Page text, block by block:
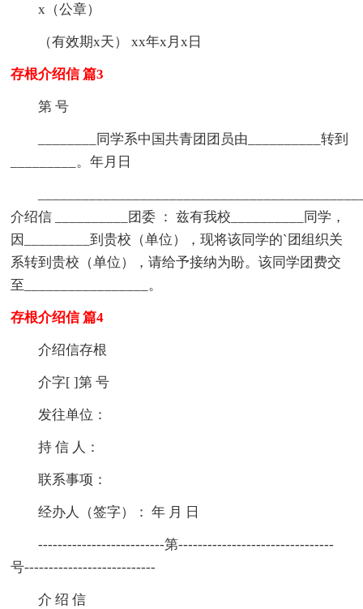
x（公章）
（有效期x天） xx年x月x日
存根介绍信 篇3
第 号
________同学系中国共青团团员由__________转到
_________。年月日
介绍信 __________团委 ： 兹有我校__________同学，
因_________到贵校（单位），现将该同学的`团组织关
系转到贵校（单位），请给予接纳为盼。该同学团费交
至_________________。
存根介绍信 篇4
介绍信存根
介字[ ]第 号
发往单位：
持 信 人：
联系事项：
经办人（签字）： 年 月 日
--------------------------第--------------------------------
号---------------------------
介 绍 信